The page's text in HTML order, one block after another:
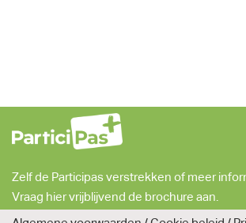
Zelf de Participas verstrekken of meer
Vraag hiervrijblijvend de brochure aan.